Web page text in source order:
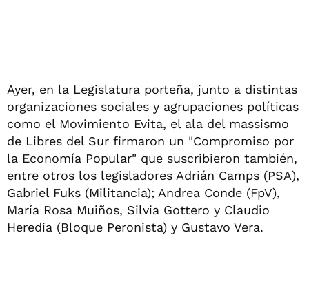
Ayer, en la Legislatura porteña, junto a distintas
organizaciones sociales y agrupaciones políticas
como el Movimiento Evita, el ala del massismo
de Libres del Sur firmaron un "Compromiso por
la Economía Popular" que suscribieron también,
entre otros los legisladores Adrián Camps (PSA),
Gabriel Fuks (Militancia); Andrea Conde (FpV),
María Rosa Muiños, Silvia Gottero y Claudio
Heredia (Bloque Peronista) y Gustavo Vera.